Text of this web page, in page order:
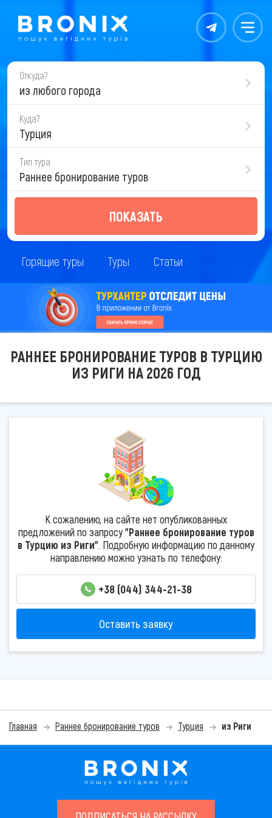
Контакты Меню
Откуда?
из любого города
Куда?
Турция
Тип тура
Раннее бронирование туров
ПОКАЗАТЬ
Горящие туры Туры Статьи
РАННЕЕ БРОНИРОВАНИЕ ТУРОВ В ТУРЦИЮ
ИЗ РИГИ НА 2026 ГОД
К сожалению, на сайте нет опубликованных
предложений по запросу"Раннее бронирование туров
в Турцию из Риги". Подробную информацию по данному
направлению можно узнать по телефону:
+38 (044) 344-21-38
Оставить заявку
Главная Раннее бронирование туров Турция из Риги